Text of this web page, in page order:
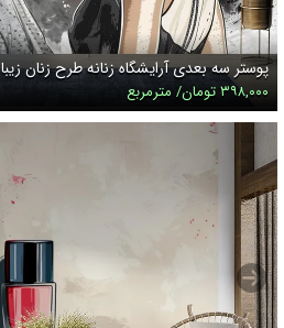
پوستر سه بعدی آرایشگاه زنانه طرح زنان زیبا
۳۹۸,۰۰۰ تومان/ مترمربع